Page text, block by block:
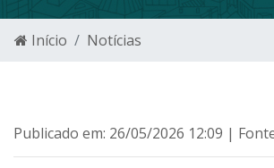
Início Notícias
Publicado em: 26/05/2026 12:09 |